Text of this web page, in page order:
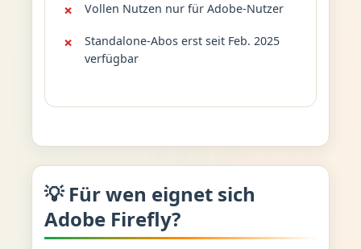
Vollen Nutzen nur für Adobe-Nutzer
Standalone-Abos erst seit Feb. 2025
verfügbar
💡 Für wen eignet sich
Adobe Firefly?